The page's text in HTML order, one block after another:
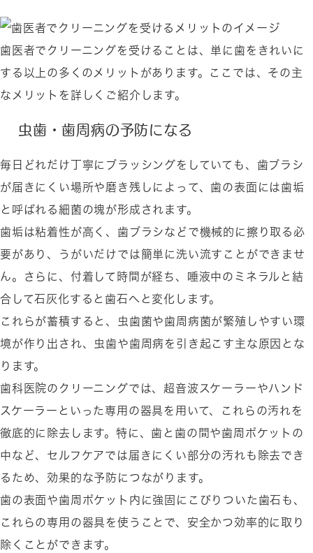
歯医者でクリーニングを受けることは、単に歯をきれいに
する以上の多くのメリットがあります。ここでは、その主
なメリットを詳しくご紹介します。
虫歯・歯周病の予防になる
毎日どれだけ丁寧にブラッシングをしていても、歯ブラシ
が届きにくい場所や磨き残しによって、歯の表面には歯垢
と呼ばれる細菌の塊が形成されます。
歯垢は粘着性が高く、歯ブラシなどで機械的に擦り取る必
要があり、うがいだけでは簡単に洗い流すことができませ
ん。さらに、付着して時間が経ち、唾液中のミネラルと結
合して石灰化すると歯石へと変化します。
これらが蓄積すると、虫歯菌や歯周病菌が繁殖しやすい環
境が作り出され、虫歯や歯周病を引き起こす主な原因とな
ります。
歯科医院のクリーニングでは、超音波スケーラーやハンド
スケーラーといった専用の器具を用いて、これらの汚れを
徹底的に除去します。特に、歯と歯の間や歯周ポケットの
中など、セルフケアでは届きにくい部分の汚れも除去でき
るため、効果的な予防につながります。
歯の表面や歯周ポケット内に強固にこびりついた歯石も、
これらの専用の器具を使うことで、安全かつ効率的に取り
除くことができます。